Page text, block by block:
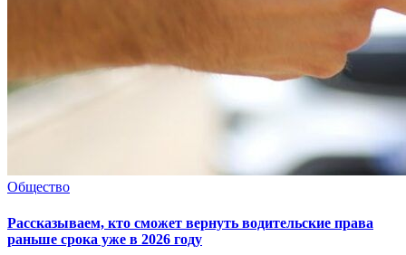
Общество
Рассказываем, кто сможет вернуть водительские права
раньше срока уже в 2026 году